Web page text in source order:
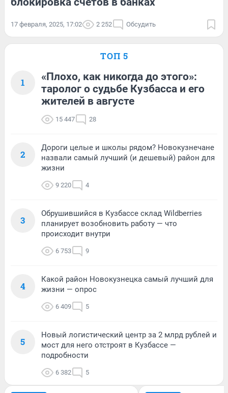
17 февраля, 2025, 17:02 2 252 Обсудить
ТОП 5
1
«Плохо, как никогда до этого»:
таролог о судьбе Кузбасса и его
жителей в августе
15 447 28
2
Дороги целые и школы рядом? Новокузнечане
назвали самый лучший (и дешевый) район для
жизни
9 220 4
3
Обрушившийся в Кузбассе склад Wildberries
планирует возобновить работу — что
происходит внутри
6 753 9
4
Какой район Новокузнецка самый лучший для
жизни — опрос
6 409 5
5
Новый логистический центр за 2 млрд рублей и
мост для него отстроят в Кузбассе —
подробности
6 382 5